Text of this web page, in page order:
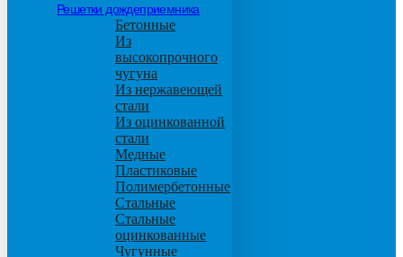
Решетки дождеприемника
Бетонные
Из
высокопрочного
чугуна
Из нержавеющей
стали
Из оцинкованной
стали
Медные
Пластиковые
Полимербетонные
Стальные
Стальные
оцинкованные
Чугунные